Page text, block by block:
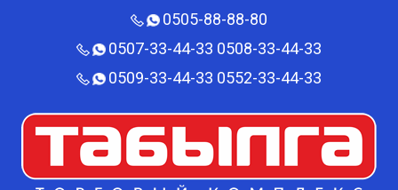
0505-88-88-80‬
0507-33-44-33 0508-33-44-33
0509-33-44-33 0552-33-44-33